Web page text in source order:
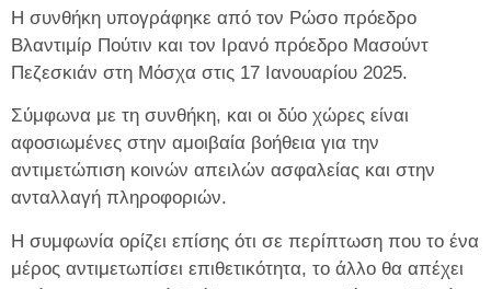
Η συνθήκη υπογράφηκε από τον Ρώσο πρόεδρο
Βλαντιμίρ Πούτιν και τον Ιρανό πρόεδρο Μασούντ
Πεζεσκιάν στη Μόσχα στις 17 Ιανουαρίου 2025.
Σύμφωνα με τη συνθήκη, και οι δύο χώρες είναι
αφοσιωμένες στην αμοιβαία βοήθεια για την
αντιμετώπιση κοινών απειλών ασφαλείας και στην
ανταλλαγή πληροφοριών.
Η συμφωνία ορίζει επίσης ότι σε περίπτωση που το ένα
μέρος αντιμετωπίσει επιθετικότητα, το άλλο θα απέχει